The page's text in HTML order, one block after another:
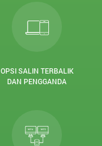
OPSI SALIN TERBALIK
DAN PENGGANDA